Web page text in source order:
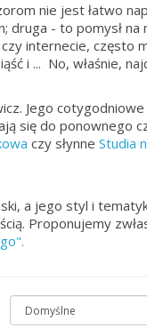
nie jest łatwo
- to pomysł na
internecie, często
i ... No, właśnie,
Jego
się do ponownego
czy słynne Studia
a jego styl i
Proponujemy